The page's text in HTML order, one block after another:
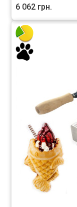
6 062 грн.